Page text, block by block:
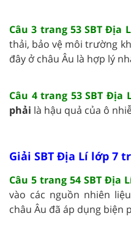
Câu 3 trang 53 SBT Địa
thải, bảo vệ môi trường
đây ở châu Âu là hợp lý
Câu 4 trang 53 SBT Địa
phải là hậu quả của ô
Giải SBT Địa Lí lớp 7
Câu 5 trang 54 SBT Địa
vào các nguồn nhiên
châu Âu đã áp dụng biện